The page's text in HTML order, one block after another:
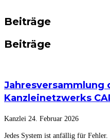
Beiträge
Beiträge
Jahresversammlung
Kanzleinetzwerks
Kanzlei 24. Februar 2026
Jedes System ist anfällig für